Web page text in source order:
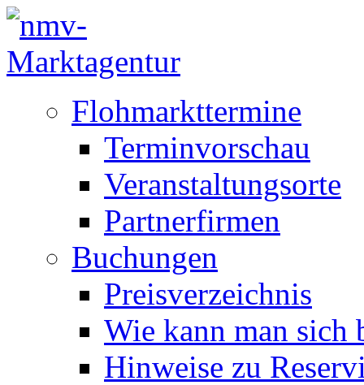
Flohmarkttermine
Terminvorschau
Veranstaltungsorte
Partnerfirmen
Buchungen
Preisverzeichnis
Wie kann man sich
Hinweise zu